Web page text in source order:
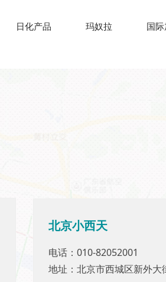
日化产品 玛奴拉 国
北京小西天
电话：010-82052001
地址：北京市西城区新外大
北京小西天
电话：010-82052001
地址：北京市西城区新外大